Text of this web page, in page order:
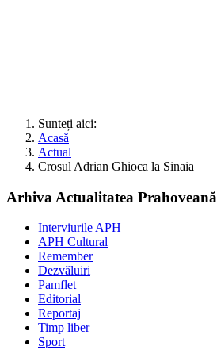
Sunteți aici:
Acasă
Actual
Crosul Adrian Ghioca la Sinaia
Arhiva Actualitatea Prahoveană
Interviurile APH
APH Cultural
Remember
Dezvăluiri
Pamflet
Editorial
Reportaj
Timp liber
Sport